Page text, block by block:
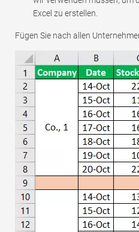
Excel zu erstellen.
Fügen Sie nach allen